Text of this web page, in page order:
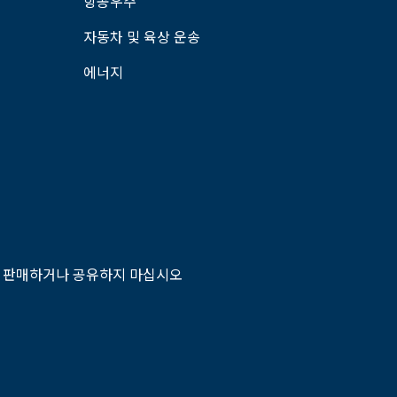
자동차 및 육상 운송
에너지
매하거나 공유하지 마십시오